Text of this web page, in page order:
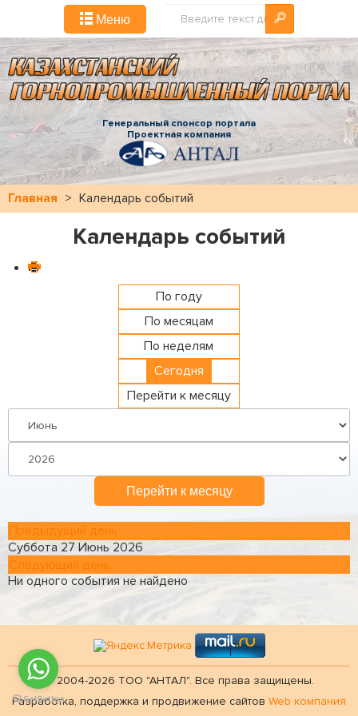
Меню
Генеральный спонсор портала
Проектная компания
Главная > Календарь событий
Календарь событий
По году
По месяцам
По неделям
Сегодня
Перейти к месяцу
Перейти к месяцу
Предыдущий день
Суббота 27 Июнь 2026
Следующий день
Ни одного события не найдено
© 2004-2026 ТОО "АНТАЛ". Все права защищены.
Разработка, поддержка и продвижение сайтов Web компания